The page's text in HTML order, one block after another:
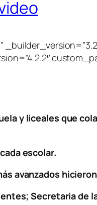
y liceales que
escolar.
avanzados
Secretaria de